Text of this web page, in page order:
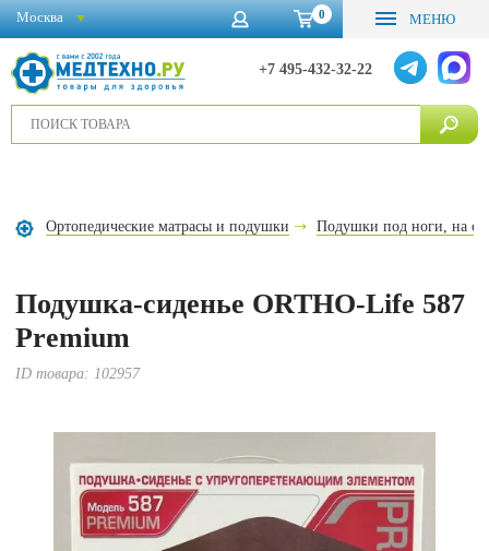
0 МЕНЮ
+7 495-432-32-22
Москва
Ортопедические матрасы и подушки Подушки под ноги, на
Подушка-сиденье ORTHO-Life 587
Premium
ID товара: 102957